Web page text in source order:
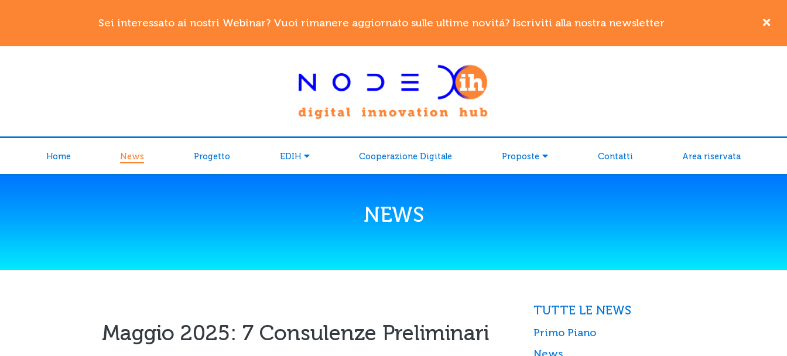
Sei interessato ai nostri Webinar? Vuoi rimanere aggiornato sulle ultime novitá? Iscriviti alla nostra newsletter
Home News Progetto EDIH Cooperazione Digitale Proposte Contatti Area riservata
NEWS
Maggio 2025: 7 Consulenze Preliminari
TUTTE LE NEWS
Primo Piano